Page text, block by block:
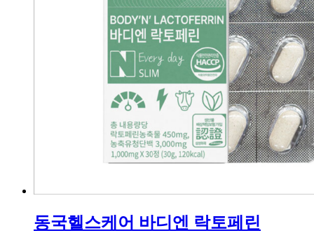
동국헬스케어 바디엔 락토페린